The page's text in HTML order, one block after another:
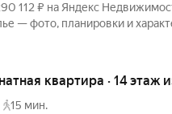
112 ₽ на Яндекс
— фото, планировки и
квартира · 14 этаж
15 мин.